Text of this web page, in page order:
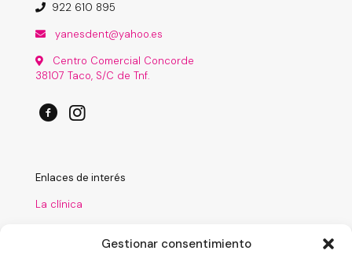
Gestionar consentimiento
922 610 895
yanesdent@yahoo.es
Centro Comercial Concorde
38107 Taco, S/C de Tnf.
Enlaces de interés
La clínica